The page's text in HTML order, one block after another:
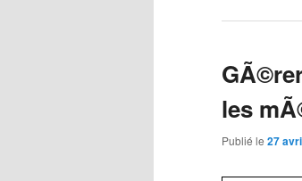
les
Publié le 27